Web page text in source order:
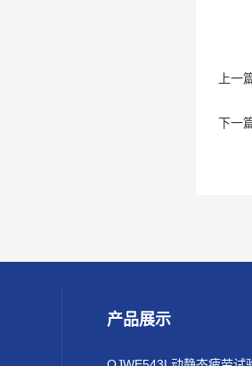
上一
下一
产品展示